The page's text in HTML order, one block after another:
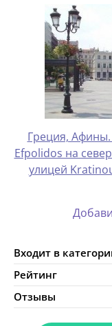
Греция,
Efpolidos на
улицей
Входит в
Рейтинг
Отзывы